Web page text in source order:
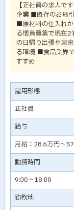
【正社員の求人で
企業 ■既存のお取
■原材料の仕入れ
る増員募集で現在
の日帰り出張や東
る環境 ■食品業界
すすめ
雇用形態
正社員
給与
月給：28.6万円～
勤務時間
9:00～18:00
勤務地